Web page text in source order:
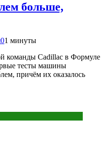
больше,
01 минуты
команды Cadillac в Формуле
тесты машины
причём их оказалось